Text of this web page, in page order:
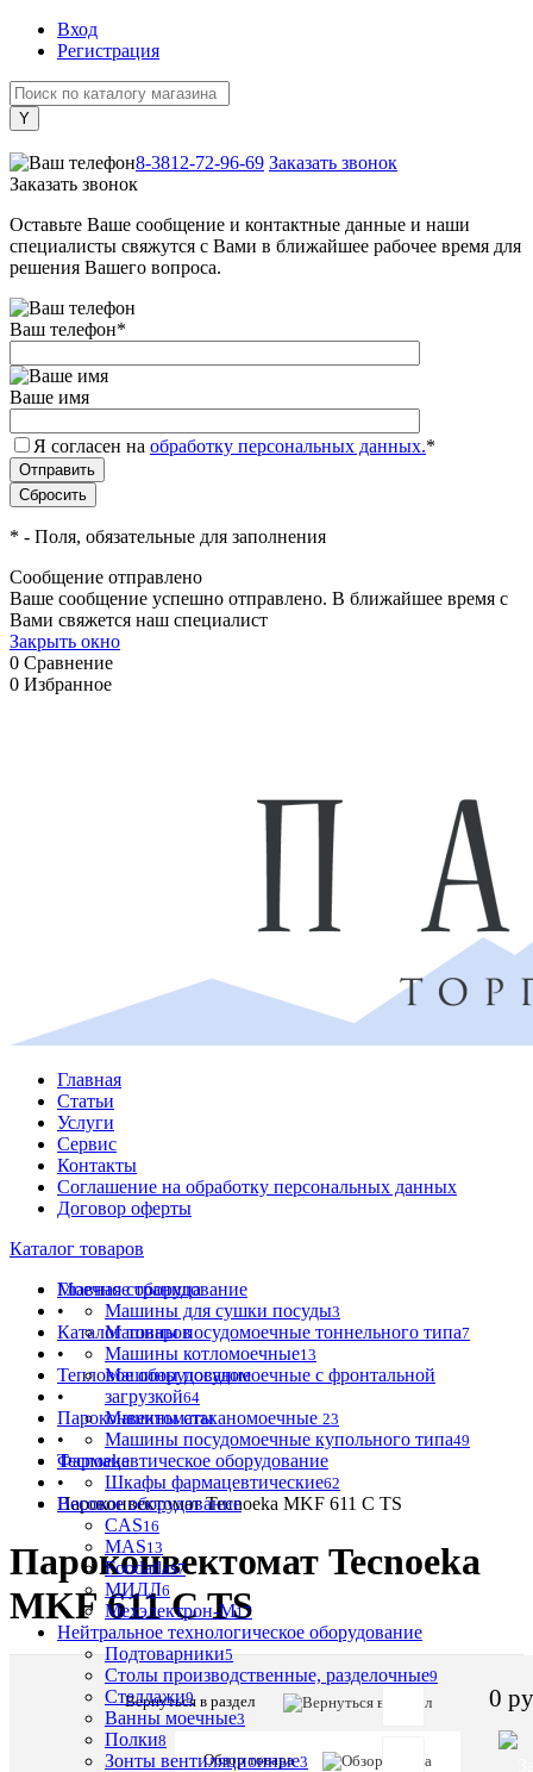
Вход
Регистрация
8-3812-72-96-69 Заказать звонок
Заказать звонок
Оставьте Ваше сообщение и контактные данные и наши
специалисты свяжутся с Вами в ближайшее рабочее время для
решения Вашего вопроса.
Ваш телефон*
Ваше имя
Я согласен на обработку персональных данных.*
* - Поля, обязательные для заполнения
Сообщение отправлено
Ваше сообщение успешно отправлено. В ближайшее время с
Вами свяжется наш специалист
Закрыть окно
0 Сравнение
0 Избранное
Главная
Статьи
Услуги
Сервис
Контакты
Соглашение на обработку персональных данных
Договор оферты
Каталог товаров
Моечное оборудование
Машины для сушки посуды3
Машины посудомоечные тоннельного типа7
Машины котломоечные13
Машины посудомоечные с фронтальной
загрузкой64
Машины стаканомоечные 23
Машины посудомоечные купольного типа49
Фармацевтическое оборудование
Шкафы фармацевтические62
Весовое оборудование
CAS16
MAS13
Foodatlas7
МИДЛ6
Мехэлектрон-М17
Нейтральное технологическое оборудование
Подтоварники5
Столы производственные, разделочные9
Стеллажи9
Ванны моечные3
Полки8
Зонты вентиляционные3
Главная страница
•
Каталог товаров
•
Тепловое оборудование
•
Пароконвектоматы
•
Tecnoeka
•
Пароконвектомат Tecnoeka MKF 611 C TS
Пароконвектомат Tecnoeka
MKF 611 C TS
Вернуться в раздел
Обзор товара
0